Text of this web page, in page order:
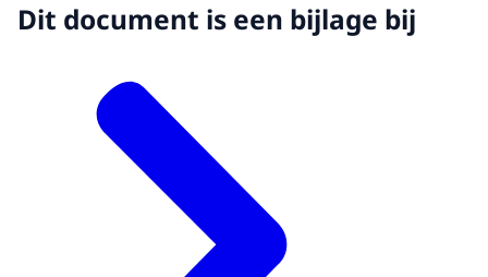
Dit document is een bijlage bij